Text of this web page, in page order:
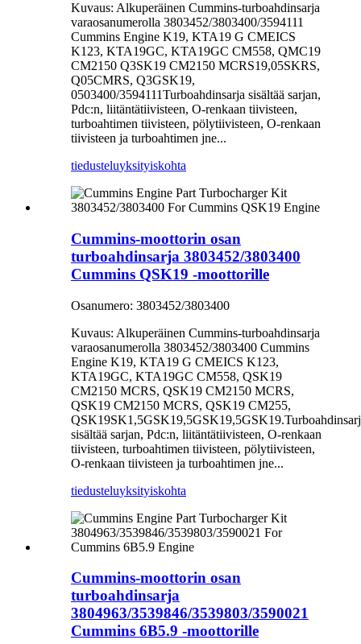
Kuvaus: Alkuperäinen Cummins-turboahdinsarja
varaosanumerolla 3803452/3803400/3594111
Cummins Engine K19, KTA19 G CMEICS
K123, KTA19GC, KTA19GC CM558, QMC19
CM2150 Q3SK19 CM2150 MCRS19,05SKRS,
Q05CMRS, Q3GSK19,
0503400/3594111Turboahdinsarja sisältää sarjan,
Pdc:n, liitäntätiivisteen, O-renkaan tiivisteen,
turboahtimen tiivisteen, pölytiivisteen, O-renkaan
tiivisteen ja turboahtimen jne...
tiedusteluyksityiskohta
Cummins-moottorin osan
turboahdinsarja 3803452/3803400
Cummins QSK19 -moottorille
Osanumero: 3803452/3803400
Kuvaus: Alkuperäinen Cummins-turboahdinsarja
varaosanumerolla 3803452/3803400 Cummins
Engine K19, KTA19 G CMEICS K123,
KTA19GC, KTA19GC CM558, QSK19
CM2150 MCRS, QSK19 CM2150 MCRS,
QSK19 CM2150 MCRS, QSK19 CM255,
sisältää sarjan, Pdc:n, liitäntätiivisteen, O-renkaan
tiivisteen, turboahtimen tiivisteen, pölytiivisteen,
O-renkaan tiivisteen ja turboahtimen jne...
tiedusteluyksityiskohta
Cummins-moottorin osan
turboahdinsarja
3804963/3539846/3539803/3590021
Cummins 6B5.9 -moottorille